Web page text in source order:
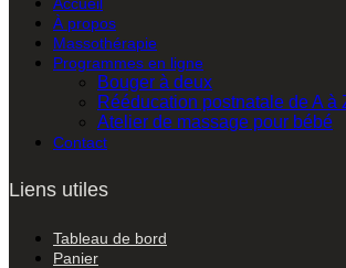
À propos
Massothérapie
Programmes en ligne
Bouger à deux
Rééducation postnatale de A à
Atelier de massage pour bébé
Contact
Liens utiles
Tableau de bord
Panier